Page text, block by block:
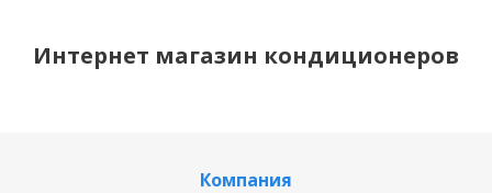
Интернет магазин кондиционеров
Компания